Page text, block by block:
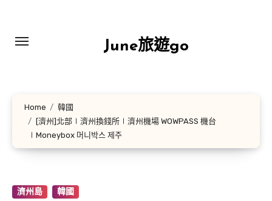
content
June旅遊go
Home
韓國
[濟州]北部∣濟州換錢所∣濟州機場 WOWPASS 機台
∣Moneybox 머니박스 제주
濟州島 韓國